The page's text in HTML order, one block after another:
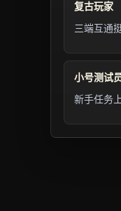
复古玩家
三端互通
小号测试
新手任务